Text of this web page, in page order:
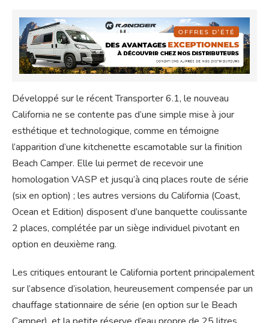
Développé sur le récent Transporter 6.1, le nouveau
California ne se contente pas d’une simple mise à jour
esthétique et technologique, comme en témoigne
l’apparition d’une kitchenette escamotable sur la finition
Beach Camper. Elle lui permet de recevoir une
homologation VASP et jusqu’à cinq places route de série
(six en option) ; les autres versions du California (Coast,
Ocean et Edition) disposent d’une banquette coulissante
2 places, complétée par un siège individuel pivotant en
option en deuxième rang.
Les critiques entourant le California portent principalement
sur l’absence d’isolation, heureusement compensée par un
chauffage stationnaire de série (en option sur le Beach